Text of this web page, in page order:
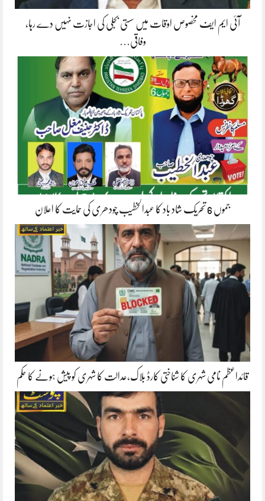
آئی ایم ایف مخصوص اوقات میں سستی بجلی کی اجازت نہیں دے رہا،
وفاقی…
جموں 6 تحریک شاد باد کا عبدالخطیب چودھری کی حمایت کا اعلان
قائداعظم نامی شہری کا شناختی کارڈ بلاک،عدالت کا شہری کو پیش ہونے کا حکم